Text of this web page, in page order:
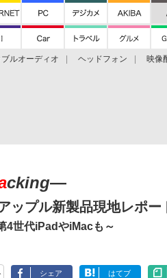
ルオーディオ ヘッドフォン 映像
cking―
ップル新製品現地レポー
4世代iPadやiMacも～
シェア はてブ